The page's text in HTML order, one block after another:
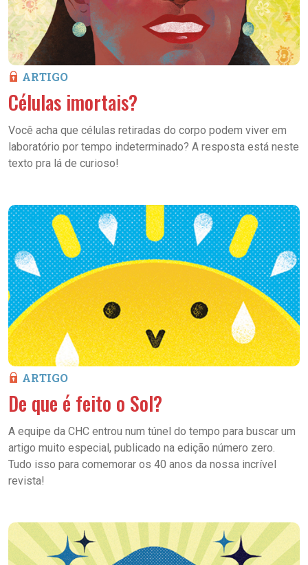
ARTIGO
Células imortais?
Você acha que células retiradas do corpo podem viver em
laboratório por tempo indeterminado? A resposta está neste
texto pra lá de curioso!
ARTIGO
De que é feito o Sol?
A equipe da CHC entrou num túnel do tempo para buscar um
artigo muito especial, publicado na edição número zero.
Tudo isso para comemorar os 40 anos da nossa incrível
revista!